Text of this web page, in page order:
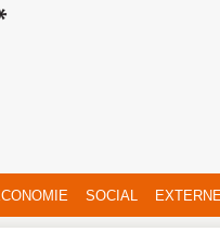
SOCIAL